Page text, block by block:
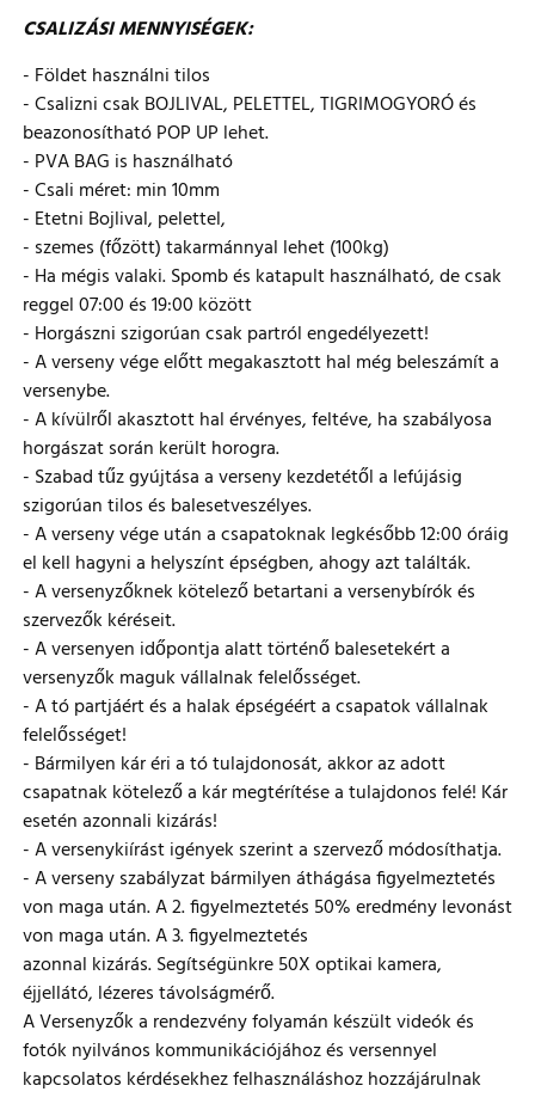
CSALIZÁSI MENNYISÉGEK:
- Földet használni tilos
- Csalizni csak BOJLIVAL, PELETTEL, TIGRIMOGYORÓ és
beazonosítható POP UP lehet.
- PVA BAG is használható
- Csali méret: min 10mm
- Etetni Bojlival, pelettel,
- szemes (főzött) takarmánnyal lehet (100kg)
- Ha mégis valaki. Spomb és katapult használható, de csak
reggel 07:00 és 19:00 között
- Horgászni szigorúan csak partról engedélyezett!
- A verseny vége előtt megakasztott hal még beleszámít a
versenybe.
- A kívülről akasztott hal érvényes, feltéve, ha szabályosa
horgászat során került horogra.
- Szabad tűz gyújtása a verseny kezdetétől a lefújásig
szigorúan tilos és balesetveszélyes.
- A verseny vége után a csapatoknak legkésőbb 12:00 óráig
el kell hagyni a helyszínt épségben, ahogy azt találták.
- A versenyzőknek kötelező betartani a versenybírók és
szervezők kéréseit.
- A versenyen időpontja alatt történő balesetekért a
versenyzők maguk vállalnak felelősséget.
- A tó partjáért és a halak épségéért a csapatok vállalnak
felelősséget!
- Bármilyen kár éri a tó tulajdonosát, akkor az adott
csapatnak kötelező a kár megtérítése a tulajdonos felé! Kár
esetén azonnali kizárás!
- A versenykiírást igények szerint a szervező módosíthatja.
- A verseny szabályzat bármilyen áthágása figyelmeztetés
von maga után. A 2. figyelmeztetés 50% eredmény levonást
von maga után. A 3. figyelmeztetés
azonnal kizárás. Segítségünkre 50X optikai kamera,
éjjellátó, lézeres távolságmérő.
A Versenyzők a rendezvény folyamán készült videók és
fotók nyilvános kommunikációjához és versennyel
kapcsolatos kérdésekhez felhasználáshoz hozzájárulnak